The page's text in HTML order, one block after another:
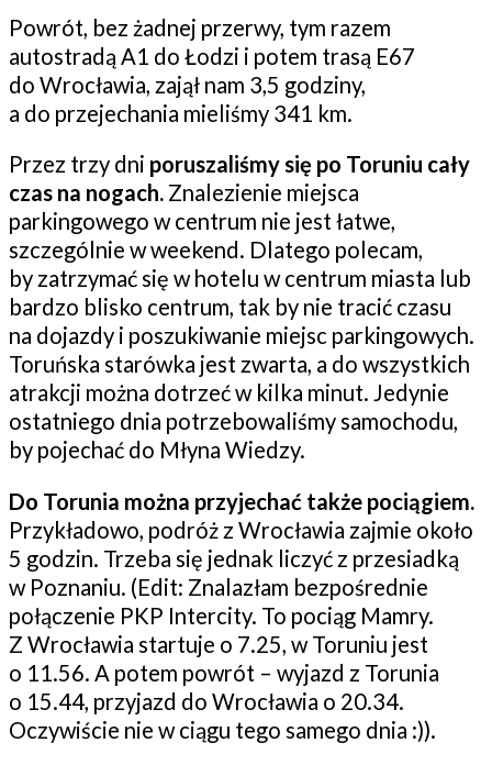
Powrót, bez żadnej przerwy, tym razem
autostradą A1 do Łodzi i potem trasą E67
do Wrocławia, zajął nam 3,5 godziny,
a do przejechania mieliśmy 341 km.
Przez trzy dni poruszaliśmy się po Toruniu cały
czas na nogach. Znalezienie miejsca
parkingowego w centrum nie jest łatwe,
szczególnie w weekend. Dlatego polecam,
by zatrzymać się w hotelu w centrum miasta lub
bardzo blisko centrum, tak by nie tracić czasu
na dojazdy i poszukiwanie miejsc parkingowych.
Toruńska starówka jest zwarta, a do wszystkich
atrakcji można dotrzeć w kilka minut. Jedynie
ostatniego dnia potrzebowaliśmy samochodu,
by pojechać do Młyna Wiedzy.
Do Torunia można przyjechać także pociągiem.
Przykładowo, podróż z Wrocławia zajmie około
5 godzin. Trzeba się jednak liczyć z przesiadką
w Poznaniu. (Edit: Znalazłam bezpośrednie
połączenie PKP Intercity. To pociąg Mamry.
Z Wrocławia startuje o 7.25, w Toruniu jest
o 11.56. A potem powrót – wyjazd z Torunia
o 15.44, przyjazd do Wrocławia o 20.34.
Oczywiście nie w ciągu tego samego dnia :)).